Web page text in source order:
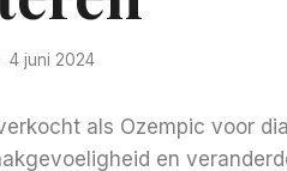
4 juni 2024
als Ozempic voor
en